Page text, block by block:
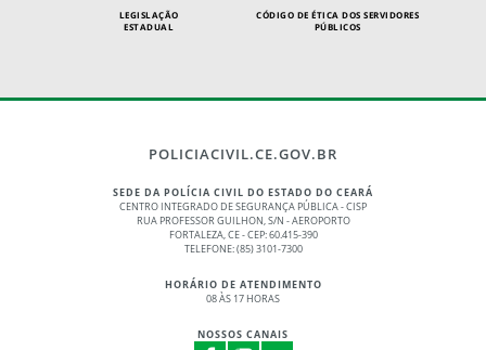
LEGISLAÇÃO
ESTADUAL
CÓDIGO DE ÉTICA DOS SERVIDORES
PÚBLICOS
POLICIACIVIL.CE.GOV.BR
SEDE DA POLÍCIA CIVIL DO ESTADO DO CEARÁ
CENTRO INTEGRADO DE SEGURANÇA PÚBLICA - CISP
RUA PROFESSOR GUILHON, S/N - AEROPORTO
FORTALEZA, CE - CEP: 60.415-390
TELEFONE: (85) 3101-7300
HORÁRIO DE ATENDIMENTO
08 ÀS 17 HORAS
NOSSOS CANAIS